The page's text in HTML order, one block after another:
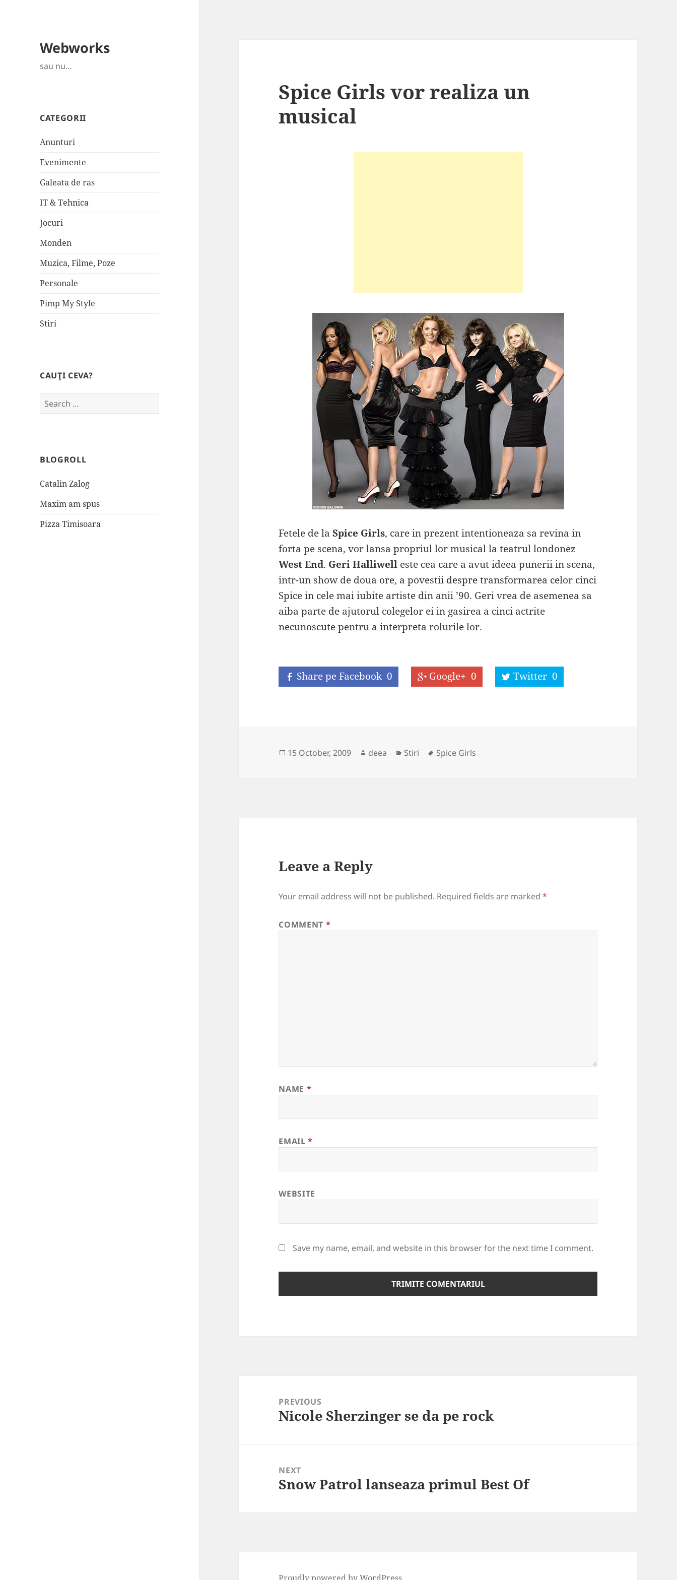
Webworks
sau nu…
CATEGORII
Anunturi
Evenimente
Galeata de ras
IT & Tehnica
Jocuri
Monden
Muzica, Filme, Poze
Personale
Pimp My Style
Stiri
CAUŢI CEVA?
Search
for:
BLOGROLL
Catalin Zalog
Maxim am spus
Pizza Timisoara
Spice Girls vor realiza un
musical
Fetele de laSpice Girls, care in prezent intentioneaza sa revina in
forta pe scena, vor lansa propriul lor musical la teatrul londonez
West End. Geri Halliwell este cea care a avut ideea punerii in scena,
intr-un show de doua ore, a povestii despre transformarea celor cinci
Spice in cele mai iubite artiste din anii ’90. Geri vrea de asemenea sa
aiba parte de ajutorul colegelor ei in gasirea a cinci actrite
necunoscute pentru a interpreta rolurile lor.
Share pe Facebook 0 Google+ 0 Twitter 0
Posted
15 October, 2009 Author
deea Categories
Stiri Tags
Spice Girls
Leave a Reply
Your email address will not be published. Required fields are marked*
COMMENT *
NAME *
EMAIL*
WEBSITE
Save my name, email, and website in this browser for the next time I comment.
navigationPREVIOUS
Previous
Nicole Sherzinger se da pe rock
NEXT
Next
Snow Patrol lanseaza primul Best Of